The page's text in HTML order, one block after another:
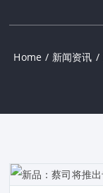
Home / 新闻资讯 /